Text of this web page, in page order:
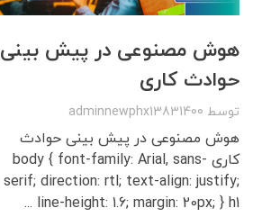
هوش مصنوعی در پیش بینی
حوادث کاری
توسط adminnewphx13831400
هوش مصنوعی در پیش بینی حوادث
کاری body { font-family: Arial, sans-
serif; direction: rtl; text-align: justify;
line-height: 1.6; margin: 20px; } h1 ...